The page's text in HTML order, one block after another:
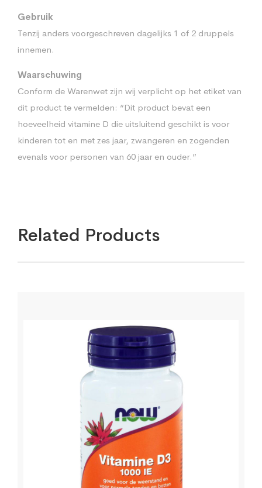
Gebruik
Tenzij anders voorgeschreven dagelijks 1 of 2 druppels
innemen.
Waarschuwing
Conform de Warenwet zijn wij verplicht op het etiket van
dit product te vermelden: “Dit product bevat een
hoeveelheid vitamine D die uitsluitend geschikt is voor
kinderen tot en met zes jaar, zwangeren en zogenden
evenals voor personen van 60 jaar en ouder.”
Related Products